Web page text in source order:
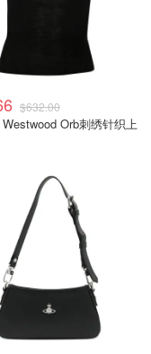
$632.00
Orb刺绣针织上